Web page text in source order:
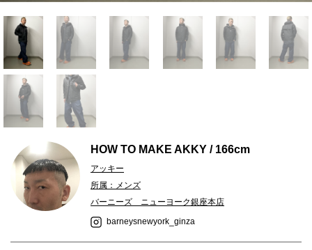
HOW TO MAKE AKKY / 166cm
アッキー
所属：メンズ
バーニーズ ニューヨーク銀座本店
barneysnewyork_ginza